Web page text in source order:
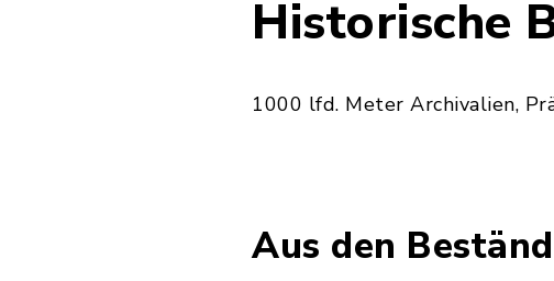
Historische
1000 lfd. Meter Archivalien,
Aus den